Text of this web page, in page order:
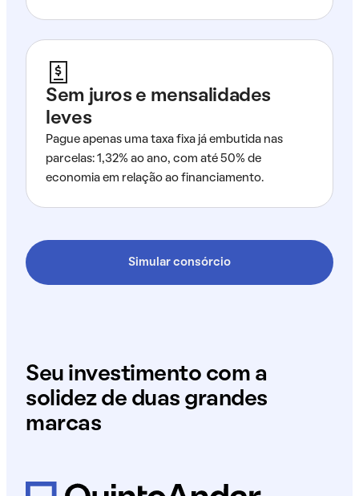
Sem juros e mensalidades
leves
Pague apenas uma taxa fixa já embutida nas
parcelas: 1,32% ao ano, com até 50% de
economia em relação ao financiamento.
Simular consórcio
Seu investimento com a
solidez de duas grandes
marcas